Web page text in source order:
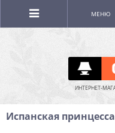
ИНТЕРНЕТ-
МЕНЮ
Испанская